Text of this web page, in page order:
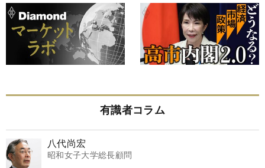
有識者コラム
八代尚宏
昭和女子大学総長顧問